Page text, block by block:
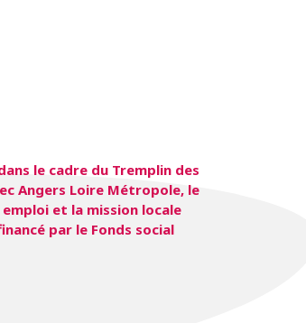
le cadre du Tremplin des
Angers Loire Métropole, le
et la mission locale
par le Fonds social